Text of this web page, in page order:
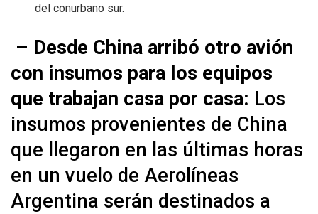
del conurbano sur.
– Desde China arribó otro avión
con insumos para los equipos
que trabajan casa por casa: Los
insumos provenientes de China
que llegaron en las últimas horas
en un vuelo de Aerolíneas
Argentina serán destinados a